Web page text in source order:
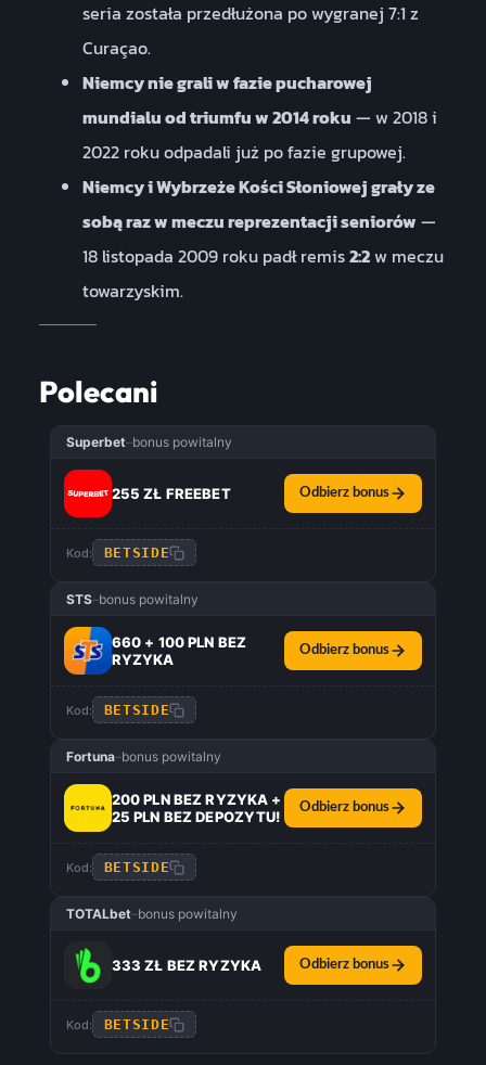
seria została przedłużona po wygranej 7:1 z
Curaçao.
Niemcy nie grali w fazie pucharowej
mundialu od triumfu w 2014 roku — w 2018 i
2022 roku odpadali już po fazie grupowej.
Niemcy i Wybrzeże Kości Słoniowej grały ze
sobą raz w meczu reprezentacji seniorów —
18 listopada 2009 roku padł remis2:2w meczu
towarzyskim.
Polecani
Superbet–bonus powitalny
255 ZŁ FREEBET Odbierz bonus
Kod: BETSIDE
STS–bonus powitalny
660 + 100 PLN BEZ
RYZYKA
Odbierz bonus
Kod: BETSIDE
Fortuna–bonus powitalny
200 PLN BEZ RYZYKA +
25 PLN BEZ DEPOZYTU!
Odbierz bonus
Kod: BETSIDE
TOTALbet–bonus powitalny
333 ZŁ BEZ RYZYKA Odbierz bonus
Kod: BETSIDE